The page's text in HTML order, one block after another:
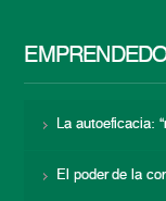
La autoeficacia:
El poder de la